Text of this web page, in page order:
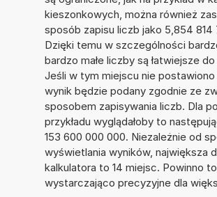
kieszonkowych, można również
sposób zapisu liczb jako 5,854 814
Dzięki temu w szczególności
bardzo małe liczby są łatwiejsze
Jeśli w tym miejscu nie postawiono
wynik będzie podany zgodnie ze
sposobem zapisywania liczb. Dla
przykładu wyglądałoby to
153 600 000 000. Niezależnie od
wyświetlania wyników, największa
kalkulatora to 14 miejsc. Powinno
wystarczająco precyzyjne dla